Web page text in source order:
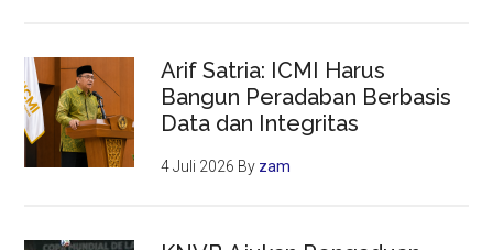
Arif Satria: ICMI Harus
Bangun Peradaban Berbasis
Data dan Integritas
4 Juli 2026 By zam